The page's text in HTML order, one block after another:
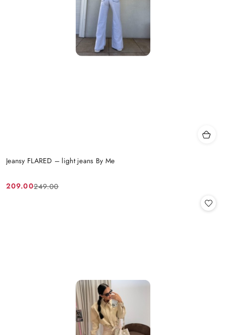
Jeansy FLARED – light jeans By Me
Cena
209.00
Cena
249.00